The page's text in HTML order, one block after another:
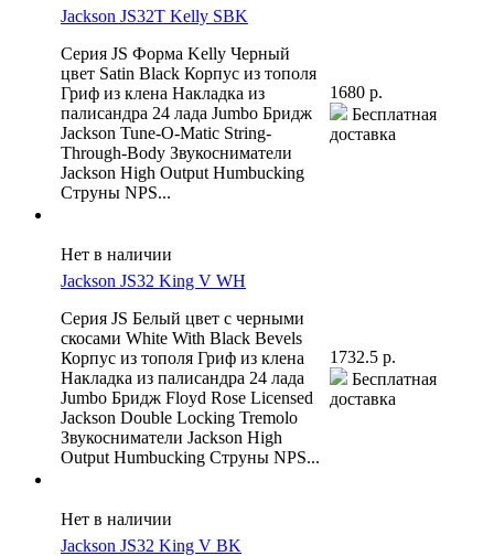
Jackson JS32T Kelly SBK
Серия JS Форма Kelly Черный
цвет Satin Black Корпус из тополя
Гриф из клена Накладка из
палисандра 24 лада Jumbo Бридж
Jackson Tune-O-Matic String-
Through-Body Звукосниматели
Jackson High Output Humbucking
Струны NPS...
1680 р.
Бесплатная
доставка
Нет в наличии
Jackson JS32 King V WH
Серия JS Белый цвет с черными
скосами White With Black Bevels
Корпус из тополя Гриф из клена
Накладка из палисандра 24 лада
Jumbo Бридж Floyd Rose Licensed
Jackson Double Locking Tremolo
Звукосниматели Jackson High
Output Humbucking Струны NPS...
1732.5 р.
Бесплатная
доставка
Нет в наличии
Jackson JS32 King V BK